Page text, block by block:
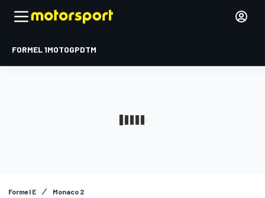
FORMEL 1MOTOGPDTM
Formel E Monaco 2